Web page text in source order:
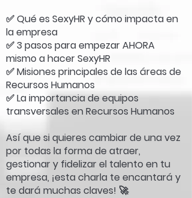
✅ Qué es SexyHR y cómo impacta en
la empresa
✅ 3 pasos para empezar AHORA
mismo a hacer SexyHR
✅ Misiones principales de las áreas de
Recursos Humanos
✅ La importancia de equipos
transversales en Recursos Humanos
Así que si quieres cambiar de una vez
por todas la forma de atraer,
gestionar y fidelizar el talento en tu
empresa, ¡esta charla te encantará y
te dará muchas claves! 🚀